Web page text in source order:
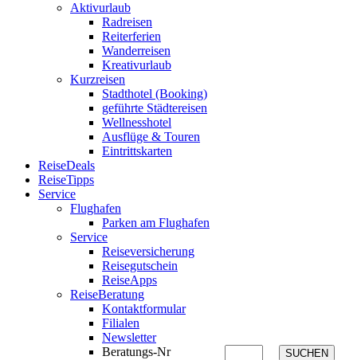
Aktivurlaub
Radreisen
Reiterferien
Wanderreisen
Kreativurlaub
Kurzreisen
Stadthotel (Booking)
geführte Städtereisen
Wellnesshotel
Ausflüge & Touren
Eintrittskarten
ReiseDeals
ReiseTipps
Service
Flughafen
Parken am Flughafen
Service
Reiseversicherung
Reisegutschein
ReiseApps
ReiseBeratung
Kontaktformular
Filialen
Newsletter
Beratungs-Nr
SUCHEN